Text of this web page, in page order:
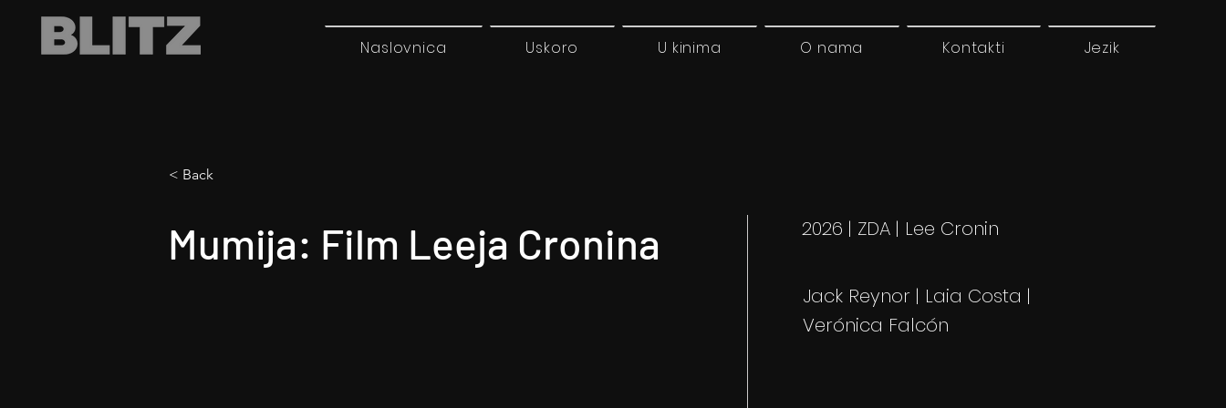
Naslovnica Uskoro U kinima O nama Kontakti Jezik
< Back
Mumija: Film Leeja Cronina 2026 | ZDA | Lee Cronin
Jack Reynor | Laia Costa |
Verónica Falcón